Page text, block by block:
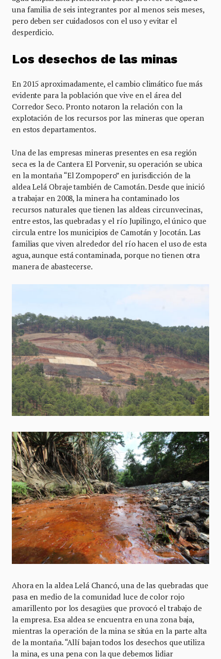
una familia de seis integrantes por al menos seis meses,
pero deben ser cuidadosos con el uso y evitar el
desperdicio.
Los desechos de las minas
En 2015 aproximadamente, el cambio climático fue más
evidente para la población que vive en el área del
Corredor Seco. Pronto notaron la relación con la
explotación de los recursos por las mineras que operan
en estos departamentos.
Una de las empresas mineras presentes en esa región
seca es la de Cantera El Porvenir, su operación se ubica
en la montaña “El Zompopero” en jurisdicción de la
aldea Lelá Obraje también de Camotán. Desde que inició
a trabajar en 2008, la minera ha contaminado los
recursos naturales que tienen las aldeas circunvecinas,
entre estos, las quebradas y el río Jupilingo, el único que
circula entre los municipios de Camotán y Jocotán. Las
familias que viven alrededor del río hacen el uso de esta
agua, aunque está contaminada, porque no tienen otra
manera de abastecerse.
Ahora en la aldea Lelá Chancó, una de las quebradas que
pasa en medio de la comunidad luce de color rojo
amarillento por los desagües que provocó el trabajo de
la empresa. Esa aldea se encuentra en una zona baja,
mientras la operación de la mina se sitúa en la parte alta
de la montaña. “Allí bajan todos los desechos que utiliza
la mina, es una pena con la que debemos lidiar